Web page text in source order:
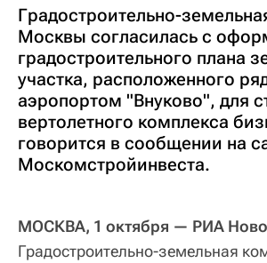
Градостроительно-
Москвы согласилась с
градостроительного плана
участка, расположенного
аэропортом "Внуково", для
вертолетного комплекса
говорится в сообщении на
Москомстройинвеста.
МОСКВА, 1 октября — РИА
Градостроительно-земельная